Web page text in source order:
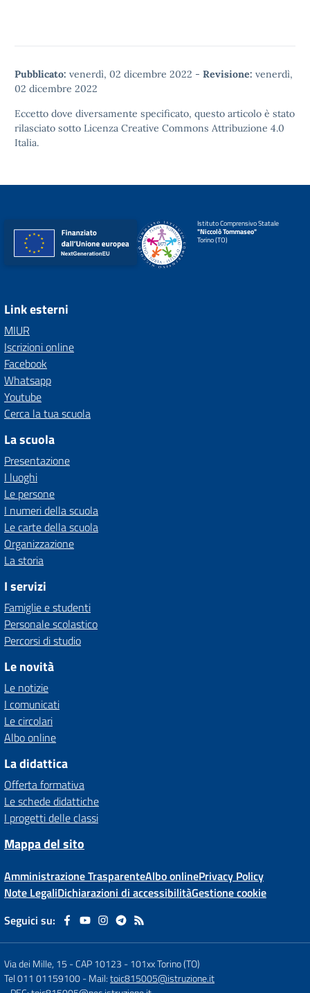
Pubblicato: venerdì, 02 dicembre 2022 - Revisione: venerdì,
02 dicembre 2022
Eccetto dove diversamente specificato, questo articolo è stato
rilasciato sotto Licenza Creative Commons Attribuzione 4.0
Italia.
Istituto Comprensivo Statale
"Niccolò Tommaseo"
Torino (TO)
Link esterni
MIUR
Iscrizioni online
Facebook
Whatsapp
Youtube
Cerca la tua scuola
La scuola
Presentazione
I luoghi
Le persone
I numeri della scuola
Le carte della scuola
Organizzazione
La storia
I servizi
Famiglie e studenti
Personale scolastico
Percorsi di studio
Le novità
Le notizie
I comunicati
Le circolari
Albo online
La didattica
Offerta formativa
Le schede didattiche
I progetti delle classi
Mappa del sito
Amministrazione TrasparenteAlbo onlinePrivacy Policy
Note LegaliDichiarazioni di accessibilitàGestione cookie
Seguici su:
Via dei Mille, 15 - CAP 10123 -101xx Torino (TO)
Tel 011 01159100- Mail:toic815005@istruzione.it